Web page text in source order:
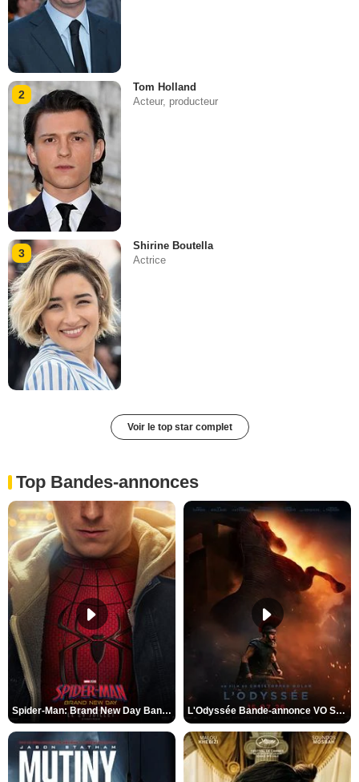
2
Tom Holland
Acteur, producteur
3
Shirine Boutella
Actrice
Voir le top star complet
Top Bandes-annonces
Spider-Man: Brand New Day Bande-annonce VO STFR L'Odyssée Bande-annonce VO STFR